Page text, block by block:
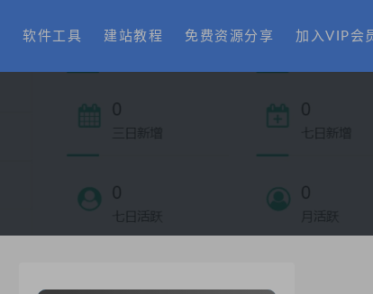
软件工具 建站教程 免费资源分享 加入VIP会